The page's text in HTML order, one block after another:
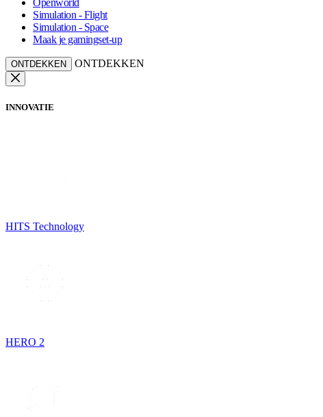
Openworld
Simulation - Flight
Simulation - Space
Maak je gamingset-up
ONTDEKKEN ONTDEKKEN
INNOVATIE
HITS Technology
HERO 2